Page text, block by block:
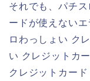
それでも、パチ
ードが使えない
ロわっしょい ク
い クレジットカ
クレジットカー